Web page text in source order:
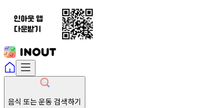
음식 또는 운동 검색하기